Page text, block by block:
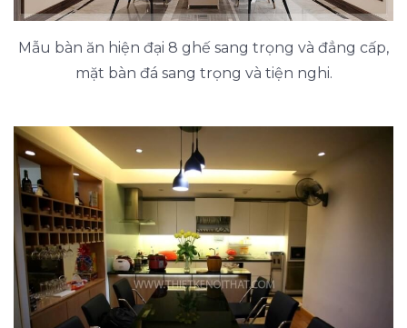
Mẫu bàn ăn hiện đại 8 ghế sang trọng và đẳng cấp,
mặt bàn đá sang trọng và tiện nghi.